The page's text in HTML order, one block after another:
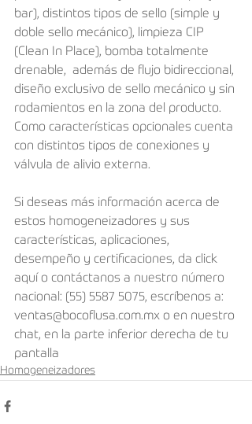
bar), distintos tipos de sello (simple y
doble sello mecánico), limpieza CIP
(Clean In Place), bomba totalmente
drenable,  además de flujo bidireccional,
diseño exclusivo de sello mecánico y sin
rodamientos en la zona del producto.
Como características opcionales cuenta
con distintos tipos de conexiones y
válvula de alivio externa.
Si deseas más información acerca de
estos homogeneizadores y sus
características, aplicaciones,
desempeño y certificaciones, da click
aquí o contáctanos a nuestro número
nacional: (55) 5587 5075, escríbenos a:
ventas@bocoflusa.com.mx o en nuestro
chat, en la parte inferior derecha de tu
pantalla
Homogeneizadores